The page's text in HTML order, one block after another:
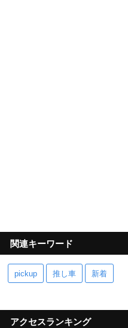
関連キーワード
pickup 推し車 新着
アクセスランキング